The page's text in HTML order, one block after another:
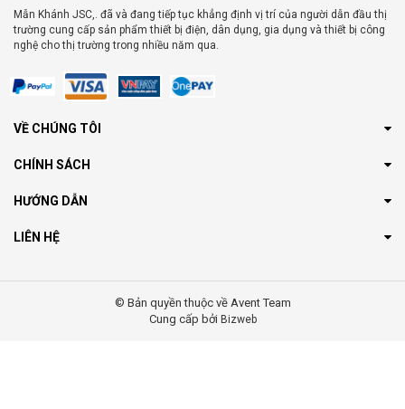
Mẫn Khánh JSC,. đã và đang tiếp tục khẳng định vị trí của người dẫn đầu thị
trường cung cấp sản phẩm thiết bị điện, dân dụng, gia dụng và thiết bị công
nghệ cho thị trường trong nhiều năm qua.
VỀ CHÚNG TÔI
CHÍNH SÁCH
HƯỚNG DẪN
LIÊN HỆ
© Bản quyền thuộc về Avent Team
Cung cấp bởi Bizweb